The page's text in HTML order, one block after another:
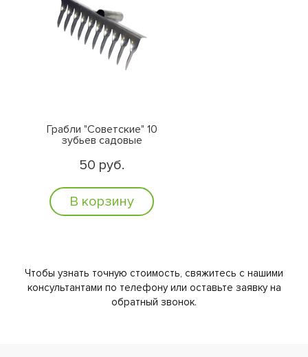
Грабли "Советские" 10
зубьев садовые
50 руб.
В корзину
Чтобы узнать точную стоимость, свяжитесь с нашими
консультантами по телефону или оставьте заявку на
обратный звонок.